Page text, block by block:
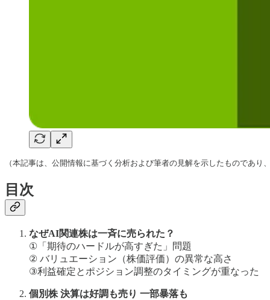
（本記事は、公開情報に基づく分析および筆者の見解を示したものであ
目次
なぜAI関連株は一斉に売られた？
①「期待のハードルが高すぎた」問題
② バリュエーション（株価評価）の異常な高さ
③利益確定とポジション調整のタイミングが重なった
個別株 決算は好調も売り 一部暴落も